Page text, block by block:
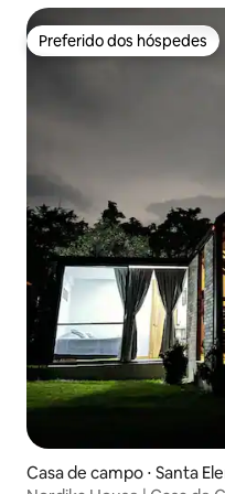
Preferido dos hóspedes
Preferido dos hóspedes
Casa de campo ⋅ Santa